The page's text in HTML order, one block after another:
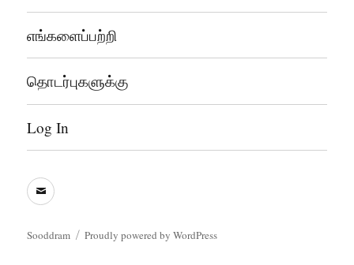
எங்களைப்பற்றி
தொடர்புகளுக்கு
Log In
sooddram@gmail.com
Sooddram Proudly powered by WordPress